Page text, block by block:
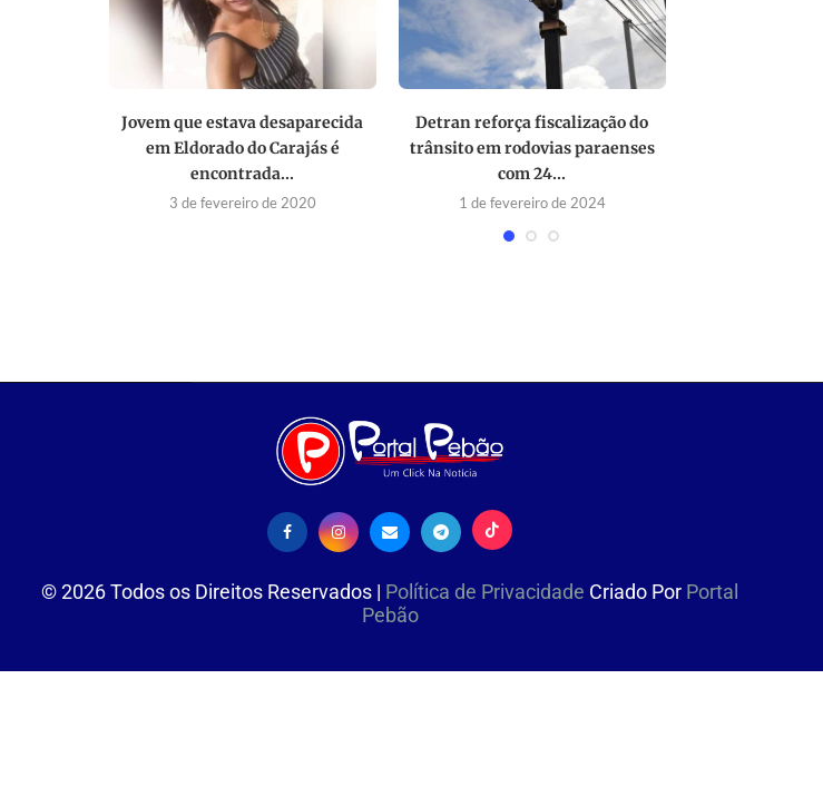
Jovem que estava desaparecida
em Eldorado do Carajás é
encontrada...
3 de fevereiro de 2020
Detran reforça fiscalização do
trânsito em rodovias paraenses
com 24...
1 de fevereiro de 2024
©2026Todos os Direitos Reservados | Política de Privacidade Criado Por Portal
Pebão